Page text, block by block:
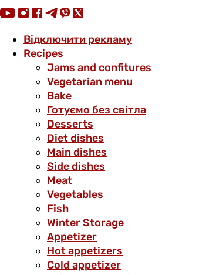
Відключити рекламу
Recipes
Jams and confitures
Vegetarian menu
Bake
Готуємо без світла
Desserts
Diet dishes
Main dishes
Side dishes
Meat
Vegetables
Fish
Winter Storage
Аppetizer
Hot appetizers
Cold appetizer